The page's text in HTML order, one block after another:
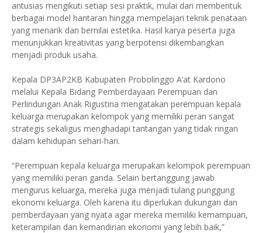
antusias mengikuti setiap sesi praktik, mulai dari membentuk
berbagai model hantaran hingga mempelajari teknik penataan
yang menarik dan bernilai estetika. Hasil karya peserta juga
menunjukkan kreativitas yang berpotensi dikembangkan
menjadi produk usaha.
Kepala DP3AP2KB Kabupaten Probolinggo A’at Kardono
melalui Kepala Bidang Pemberdayaan Perempuan dan
Perlindungan Anak Rigustina mengatakan perempuan kepala
keluarga merupakan kelompok yang memiliki peran sangat
strategis sekaligus menghadapi tantangan yang tidak ringan
dalam kehidupan sehari-hari.
“Perempuan kepala keluarga merupakan kelompok perempuan
yang memiliki peran ganda. Selain bertanggung jawab
mengurus keluarga, mereka juga menjadi tulang punggung
ekonomi keluarga. Oleh karena itu diperlukan dukungan dan
pemberdayaan yang nyata agar mereka memiliki kemampuan,
keterampilan dan kemandirian ekonomi yang lebih baik,”